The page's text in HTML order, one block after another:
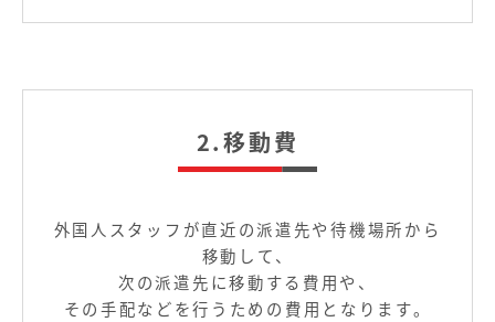
2.移動費
外国人スタッフが直近の派遣先や待機場所から
移動して、
次の派遣先に移動する費用や、
その手配などを行うための費用となります。